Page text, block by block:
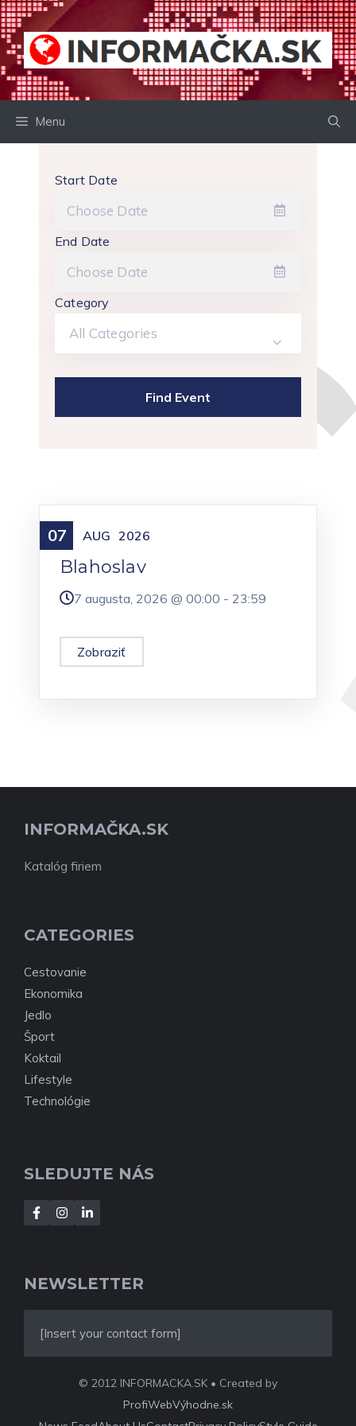
Preskočiť
na
obsah
Menu
Start Date
End Date
Category
All Categories
07 AUG 2026
Meniny
Blahoslav
7 augusta, 2026 @ 00:00 - 23:59
Zobraziť
INFORMAČKA.SK
Katalóg firiem
CATEGORIES
Cestovanie
Ekonomika
Jedlo
Šport
Koktail
Lifestyle
Technológie
SLEDUJTE NÁS
NEWSLETTER
[Insert your contact form]
© 2012 INFORMACKA.SK • Created by
ProfiWebVýhodne.sk